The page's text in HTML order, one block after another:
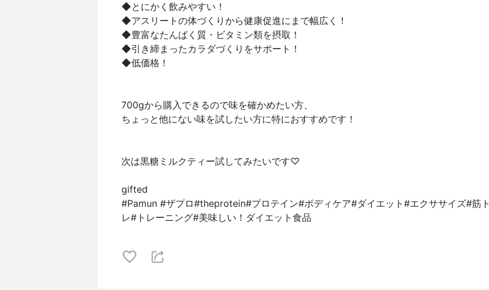
◆とにかく飲みやすい！ ⁡
◆アスリートの体づくりから健康促進にまで幅広く！ ⁡
◆豊富なたんぱく質・ビタミン類を摂取！ ⁡
◆引き締まったカラダづくりをサポート！ ⁡
◆低価格！⁡
700gから購入できるので味を確かめたい方、⁡
ちょっと他にない味を試したい方に特におすすめです！⁡
次は黒糖ミルクティー試してみたいです♡⁡
gifted⁡
#Pamun #ザプロ#theprotein#プロテイン#ボディケア#ダイエット#エクササイズ#筋ト
レ#トレーニング#美味しい！ダイエット食品